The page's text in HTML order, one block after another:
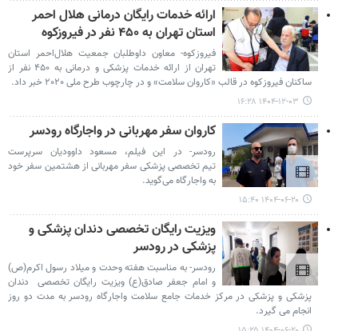
ارائه خدمات رایگان درمانی هلال احمر
استان تهران به ۴۵۰ نفر در فیروزکوه
فیروزکوه- معاون داوطلبان جمعیت هلال‌احمر استان
تهران از ارائه خدمات پزشکی و درمانی به ۴۵۰ نفر از
ساکنان فیروزکوه در قالب «کاروان سلامت» و در چارچوب طرح ملی ۲۰۲۰ خبر داد.
۱۴۰۴-۱۲-۰۳ ۱۶:۲۸
کاروان سفر مهربانی در واجارگاه رودسر
رودسر- در این فیلم، مسعود داوودیان سرپرست
تیم تخصصی پزشکی سفر مهربانی از هشتمین سفر خود
به واجارگاه می‌گوید.
۱۴۰۴-۰۶-۲۰ ۱۵:۴۰
ویزیت رایگان تخصصی دندان پزشکی و
پزشکی در رودسر
رودسر- به مناسبت هفته وحدت و میلاد رسول اکرم(ص)
و امام جعفر صادق(ع) ویزیت رایگان تخصصی دندان
پزشکی و پزشکی در مرکز خدمات جامع سلامت واجارگاه رودسر به مدت دو روز
انجام می گیرد.